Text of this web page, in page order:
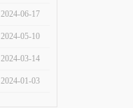
2024-06-17
2024-05-10
2024-03-14
2024-01-03